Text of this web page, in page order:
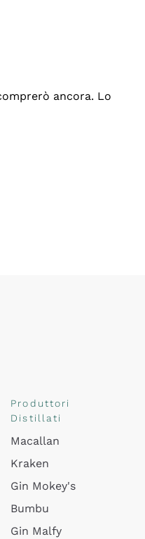
ancora. Lo
Produttori
Distillati
Macallan
Kraken
Gin Mokey's
Bumbu
Gin Malfy